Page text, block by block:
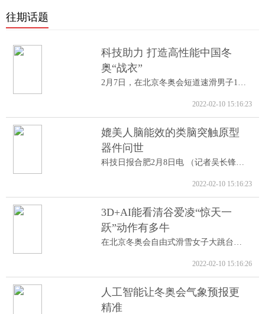
往期话题
科技助力 打造高性能中国冬
奥“战衣”
2月7日，在北京冬奥会短道速滑男子1000米A...
2022-02-10 15:16:23
媲美人脑能效的类脑突触原型
器件问世
科技日报合肥2月8日电 （记者吴长锋）8日...
2022-02-10 15:16:23
3D+AI能看清谷爱凌“惊天一
跃”动作有多牛
在北京冬奥会自由式滑雪女子大跳台决赛中...
2022-02-10 15:16:26
人工智能让冬奥会气象预报更
精准